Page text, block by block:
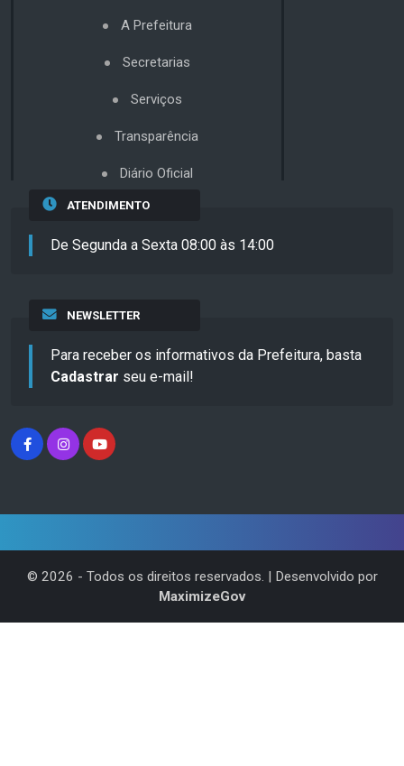
A Prefeitura
Secretarias
Serviços
Transparência
Diário Oficial
ATENDIMENTO
De Segunda a Sexta 08:00 às 14:00
NEWSLETTER
Para receber os informativos da Prefeitura, basta
Cadastrar seu e-mail!
© 2026 - Todos os direitos reservados. | Desenvolvido por
MaximizeGov